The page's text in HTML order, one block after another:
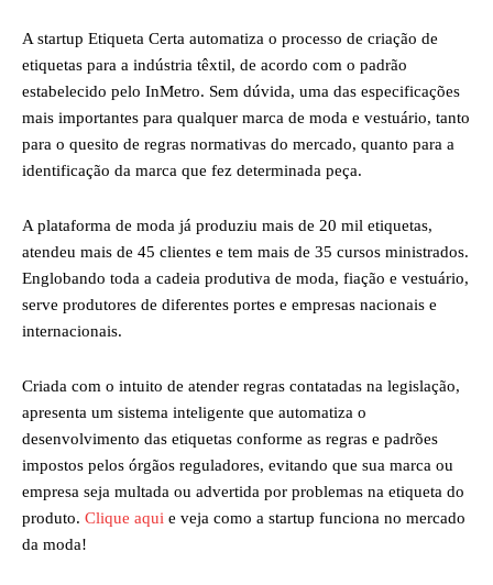
A startup Etiqueta Certa automatiza o processo de criação de
etiquetas para a indústria têxtil, de acordo com o padrão
estabelecido pelo InMetro. Sem dúvida, uma das especificações
mais importantes para qualquer marca de moda e vestuário, tanto
para o quesito de regras normativas do mercado, quanto para a
identificação da marca que fez determinada peça.
A plataforma de moda já produziu mais de 20 mil etiquetas,
atendeu mais de 45 clientes e tem mais de 35 cursos ministrados.
Englobando toda a cadeia produtiva de moda, fiação e vestuário,
serve produtores de diferentes portes e empresas nacionais e
internacionais.
Criada com o intuito de atender regras contatadas na legislação,
apresenta um sistema inteligente que automatiza o
desenvolvimento das etiquetas conforme as regras e padrões
impostos pelos órgãos reguladores, evitando que sua marca ou
empresa seja multada ou advertida por problemas na etiqueta do
produto. Clique aqui e veja como a startup funciona no mercado
da moda!